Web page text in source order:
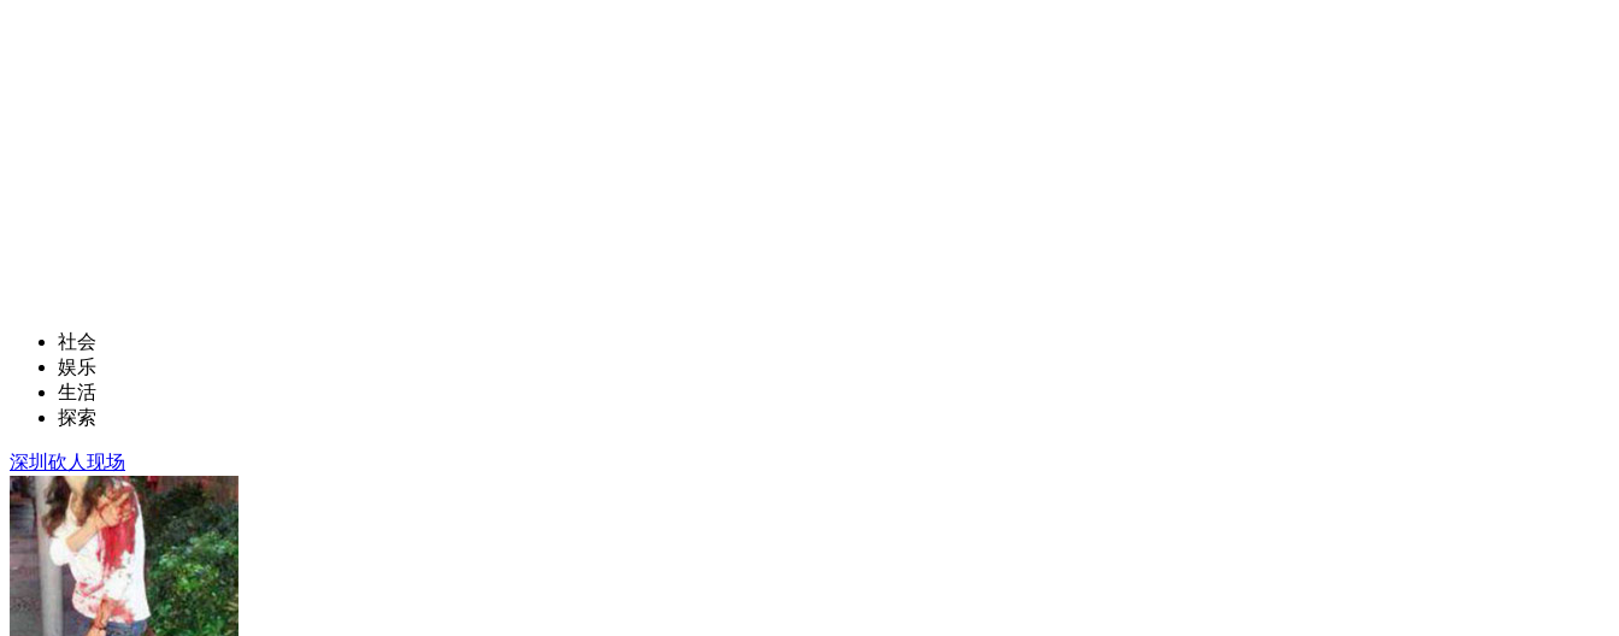
社会
娱乐
生活
探索
深圳砍人现场